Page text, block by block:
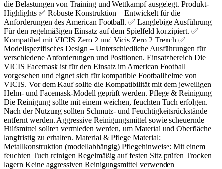
die Belastungen von Training und Wettkampf ausgelegt. Produkt-
Highlights ✅ Robuste Konstruktion – Entwickelt für die
Anforderungen des American Football. ✅ Langlebige Ausführung –
Für den regelmäßigen Einsatz auf dem Spielfeld konzipiert. ✅
Kompatibel mit VICIS Zero 2 und Vicis Zero 2 Trench ✅
Modellspezifisches Design – Unterschiedliche Ausführungen für
verschiedene Anforderungen und Positionen. Einsatzbereich Die
VICIS Facemask ist für den Einsatz im American Football
vorgesehen und eignet sich für kompatible Footballhelme von
VICIS. Vor dem Kauf sollte die Kompatibilität mit dem jeweiligen
Helm- und Facemask-Modell geprüft werden. Pflege & Reinigung
Die Reinigung sollte mit einem weichen, feuchten Tuch erfolgen.
Nach der Nutzung sollten Schmutz- und Feuchtigkeitsrückstände
entfernt werden. Aggressive Reinigungsmittel sowie scheuernde
Hilfsmittel sollten vermieden werden, um Material und Oberfläche
langfristig zu erhalten. Material & Pflege Material:
Metallkonstruktion (modellabhängig) Pflegehinweise: Mit einem
feuchten Tuch reinigen Regelmäßig auf festen Sitz prüfen Trocken
lagern Keine aggressiven Reinigungsmittel verwenden